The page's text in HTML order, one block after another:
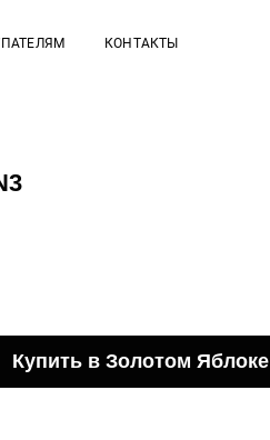
КОНТАКТЫ
Купить в Золотом Яблоке